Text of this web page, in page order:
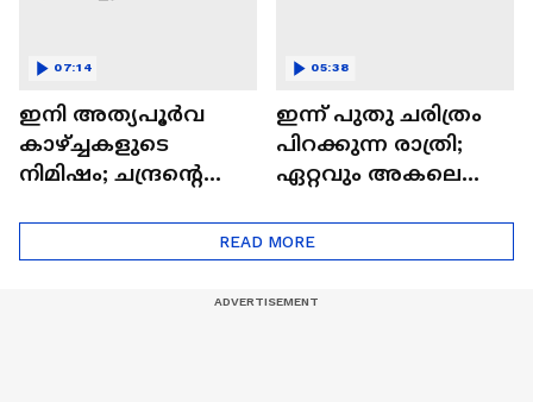
ഇനി അത്യപൂര്‍വ
കാഴ്ച്ചകളുടെ
നിമിഷം; ചന്ദ്രന്റെ
ഒറിയോണിന്റെ യാത്ര
ആരംഭിച്ചു
07:14
ഇന്ന് പുതു ചരിത്രം
പിറക്കുന്ന രാത്രി;
ഏറ്റവും അകലെ
05:38
READ MORE